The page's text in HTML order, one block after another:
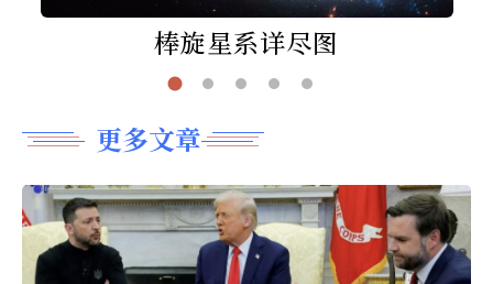
棒旋星系详尽图
更多文章